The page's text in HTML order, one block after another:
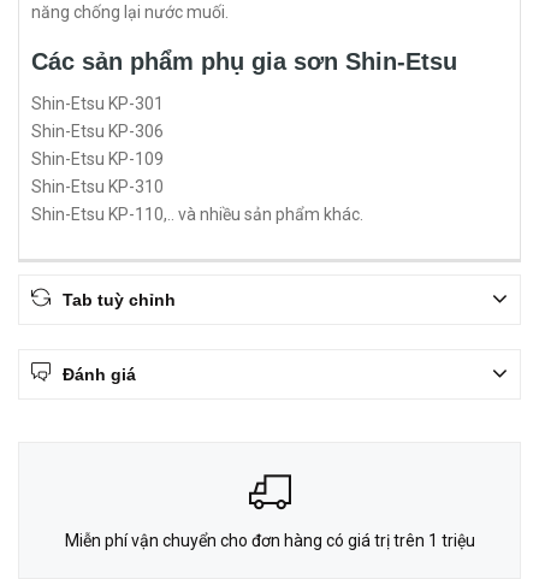
năng chống lại nước muối.
Các sản phẩm phụ gia sơn Shin-Etsu
Shin-Etsu KP-301
Shin-Etsu KP-306
Shin-Etsu KP-109
Shin-Etsu KP-310
Shin-Etsu KP-110,.. và nhiều sản phẩm khác.
Tab tuỳ chỉnh
Đánh giá
Miễn phí vận chuyển cho đơn hàng có giá trị trên 1 triệu